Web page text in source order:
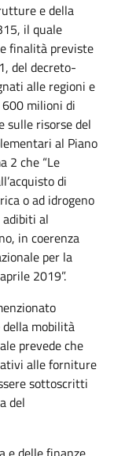
e della
il quale
finalità previste
del decreto-
alle regioni e
600 milioni di
sulle risorse del
al Piano
2 che “Le
di
o ad idrogeno
al
in coerenza
per la
2019”.
mobilità
prevede che
alle forniture
sottoscritti
del